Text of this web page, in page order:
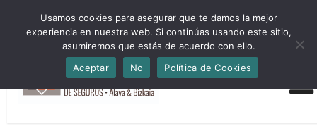
HORARIO INVIERNO Lun-Jue 09:00-16:30 Vier 9:00-14:00
administracion@cmsab.eus 94.442.43.43 Móvil y Whatsapp
688.889.170
Usamos cookies para asegurar que te damos la mejor
experiencia en nuestra web. Si continúas usando este sitio,
asumiremos que estás de acuerdo con ello.
Aceptar
No Política de Cookies